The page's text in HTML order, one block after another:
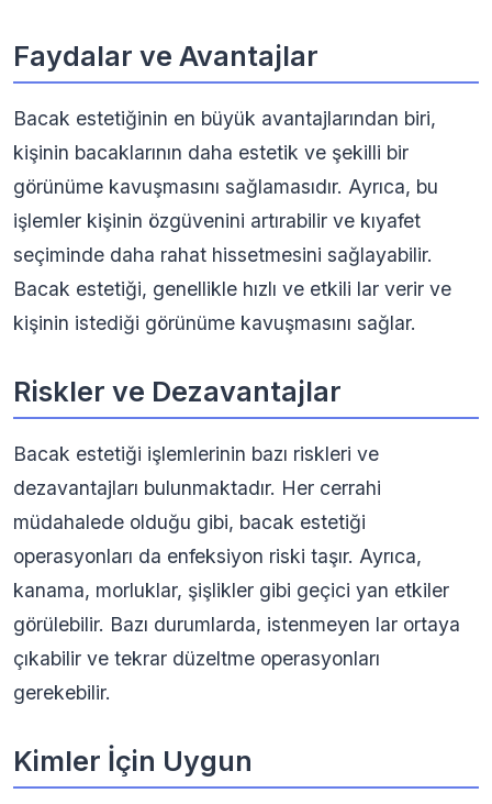
Faydalar ve Avantajlar
Bacak estetiğinin en büyük avantajlarından biri,
kişinin bacaklarının daha estetik ve şekilli bir
görünüme kavuşmasını sağlamasıdır. Ayrıca, bu
işlemler kişinin özgüvenini artırabilir ve kıyafet
seçiminde daha rahat hissetmesini sağlayabilir.
Bacak estetiği, genellikle hızlı ve etkili lar verir ve
kişinin istediği görünüme kavuşmasını sağlar.
Riskler ve Dezavantajlar
Bacak estetiği işlemlerinin bazı riskleri ve
dezavantajları bulunmaktadır. Her cerrahi
müdahalede olduğu gibi, bacak estetiği
operasyonları da enfeksiyon riski taşır. Ayrıca,
kanama, morluklar, şişlikler gibi geçici yan etkiler
görülebilir. Bazı durumlarda, istenmeyen lar ortaya
çıkabilir ve tekrar düzeltme operasyonları
gerekebilir.
Kimler İçin Uygun